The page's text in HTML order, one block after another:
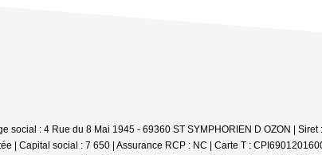
: 4 Rue du 8 Mai 1945 - 69360 ST SYMPHORIEN D OZON |
| Capital social : 7 650 | Assurance RCP : NC | Carte T :